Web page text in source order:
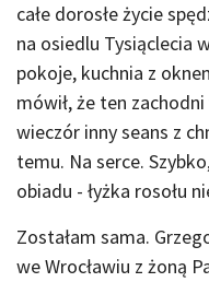
całe dorosłe życie
na osiedlu Tysiąclecia
pokoje, kuchnia z
mówił, że ten
wieczór inny seans z
temu. Na serce.
obiadu - łyżka rosołu
Zostałam sama.
we Wrocławiu z żoną